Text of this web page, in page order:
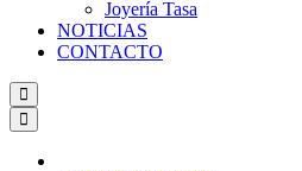
Joyería Tasa
NOTICIAS
CONTACTO